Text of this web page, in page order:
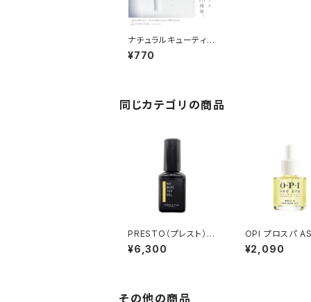
ナチュラルキューティク
ルオイル 全10種
¥770
同じカテゴリの商品
PRESTO（プレスト）ブ
ラッシュオンノーワイプ
トップジェル 13g ➕ ブ
¥6,300
OPI プロスパ
プロスパ ネイル
ーティクルオイ
¥2,090
その他の商品